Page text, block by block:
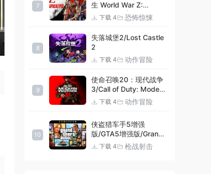
7
生 World War Z:
Aftermath |官方中文
09.27.24 v20240924
集成DLCs 赠多项修改器
+赠999等级.荣誉技能.
紫色荣誉头框.荣誉枪械
技能.解锁存档 解压即玩
下载 4 恐怖惊悚
8
失落城堡2/Lost Castle
2
下载 4 动作冒险
9
使命召唤20：现代战争
3/Call of Duty: Modern
Warfare III
下载 4 动作冒险
10
侠盗猎车手5增强
版/GTA5增强版/Grand
Theft Auto V
下载 4 枪战射击